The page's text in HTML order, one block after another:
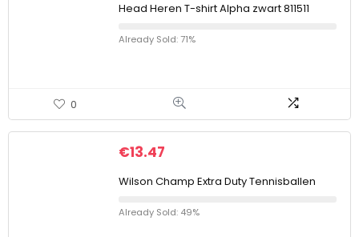
Head Heren T-shirt Alpha zwart 811511
Already Sold: 71%
0
€13.47
Wilson Champ Extra Duty Tennisballen
Already Sold: 49%